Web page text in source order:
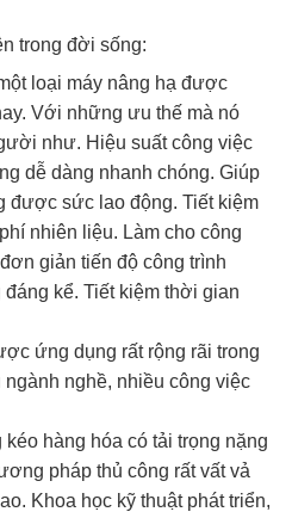
trong đời sống:
loại máy nâng hạ được
Với những ưu thế mà nó
như. Hiệu suất công việc
dễ dàng nhanh chóng. Giúp
được sức lao động. Tiết kiệm
nhiên liệu. Làm cho công
giản tiến độ công trình
kể. Tiết kiệm thời gian
ứng dụng rất rộng rãi trong
nghề, nhiều công việc
hàng hóa có tải trọng nặng
pháp thủ công rất vất vả
Khoa học kỹ thuật phát triển,